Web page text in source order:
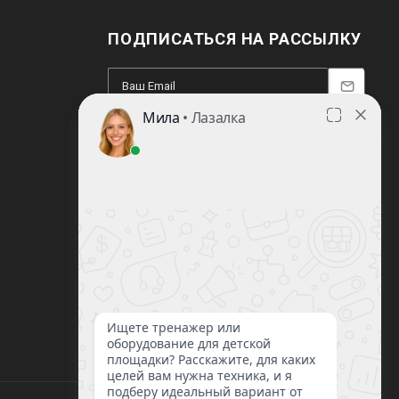
ПОДПИСАТЬСЯ НА РАССЫЛКУ
8 (812) 220-93-18